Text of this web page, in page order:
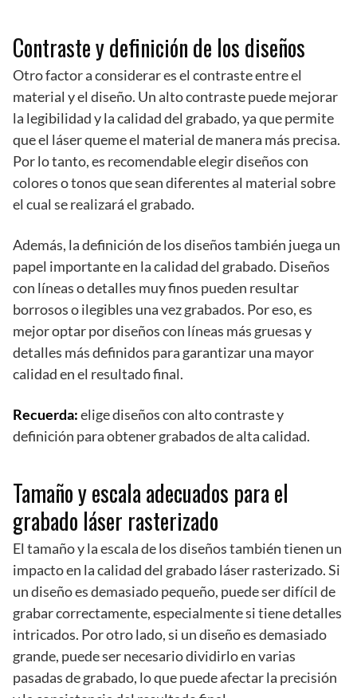
Contraste y definición de los diseños
Otro factor a considerar es el contraste entre el
material y el diseño. Un alto contraste puede mejorar
la legibilidad y la calidad del grabado, ya que permite
que el láser queme el material de manera más precisa.
Por lo tanto, es recomendable elegir diseños con
colores o tonos que sean diferentes al material sobre
el cual se realizará el grabado.
Además, la definición de los diseños también juega un
papel importante en la calidad del grabado. Diseños
con líneas o detalles muy finos pueden resultar
borrosos o ilegibles una vez grabados. Por eso, es
mejor optar por diseños con líneas más gruesas y
detalles más definidos para garantizar una mayor
calidad en el resultado final.
Recuerda:elige diseños con alto contraste y
definición para obtener grabados de alta calidad.
Tamaño y escala adecuados para el
grabado láser rasterizado
El tamaño y la escala de los diseños también tienen un
impacto en la calidad del grabado láser rasterizado. Si
un diseño es demasiado pequeño, puede ser difícil de
grabar correctamente, especialmente si tiene detalles
intricados. Por otro lado, si un diseño es demasiado
grande, puede ser necesario dividirlo en varias
pasadas de grabado, lo que puede afectar la precisión